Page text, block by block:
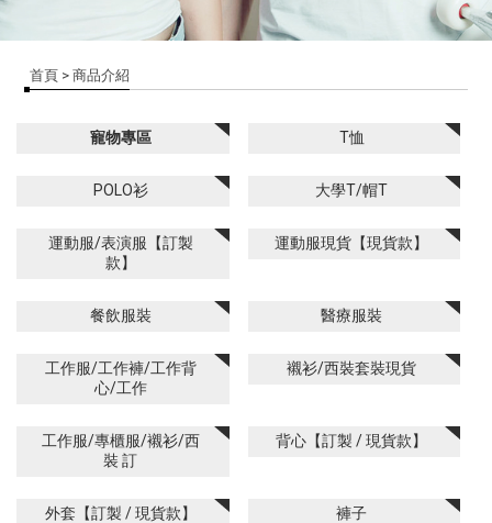
首頁 > 商品介紹
寵物專區 T恤
POLO衫 大學T/帽T
運動服/表演服【訂製
款】
運動服現貨【現貨款】
餐飲服裝 醫療服裝
工作服/工作褲/工作背
心/工作
襯衫/西裝套裝現貨
工作服/專櫃服/襯衫/西
裝 訂
背心【訂製 / 現貨款】
外套【訂製 / 現貨款】 褲子